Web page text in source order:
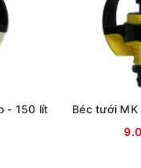
lâu năm từ nhỏ đến lớn
theo giai đoạn phát triển
hạt lớn hơn, béc có
ổn định hơn.
TƯỚI MK 88 PRO -
- 150 lít
Béc tưới